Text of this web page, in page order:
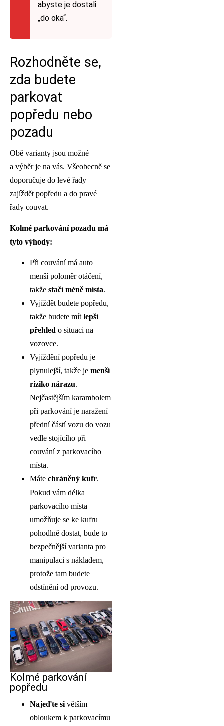
abyste je dostali
„do oka“.
Rozhodněte se,
zda budete
parkovat
popředu nebo
pozadu
Obě varianty jsou možné
a výběr je na vás. Všeobecně se
doporučuje do levé řady
zajíždět popředu a do pravé
řady couvat.
Kolmé parkování pozadu má
tyto výhody:
Při couvání má auto
menší poloměr otáčení,
takže stačí méně místa.
Vyjíždět budete popředu,
takže budete mít lepší
přehled o situaci na
vozovce.
Vyjíždění popředu je
plynulejší, takže je menší
riziko nárazu.
Nejčastějším karambolem
při parkování je naražení
přední částí vozu do vozu
vedle stojícího při
couvání z parkovacího
místa.
Máte chráněný kufr.
Pokud vám délka
parkovacího místa
umožňuje se ke kufru
pohodlně dostat, bude to
bezpečnější varianta pro
manipulaci s nákladem,
protože tam budete
odstínění od provozu.
Kolmé parkování
popředu
Najeďte si větším
obloukem k parkovacímu